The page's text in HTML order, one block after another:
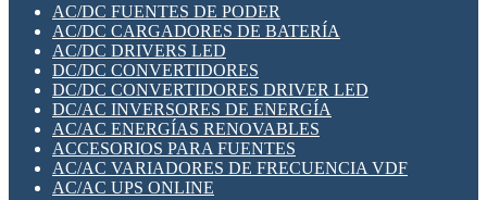
SWITCH Y MICROSWITCH
TARJETAS PI
UNIÓN Y DERIVACIÓN DE CABLE
PLACAS MODULARES IOT
SWITCHES Y REDES WIFI
SOLUCIONES IOT
SOLUCIONES LORAWAN
SOLUCIONES RED CELULAR
SEGURIDAD PARA REDES
SWITCHES LAN
TELEFONÍA IP (VOIP)
VIGILANCIA IP (CCTV)
MESHTASTIC
AC/DC FUENTES DE PODER
AC/DC CARGADORES DE BATERÍA
AC/DC DRIVERS LED
DC/DC CONVERTIDORES
DC/DC CONVERTIDORES DRIVER LED
DC/AC INVERSORES DE ENERGÍA
AC/AC ENERGÍAS RENOVABLES
ACCESORIOS PARA FUENTES
AC/AC VARIADORES DE FRECUENCIA VDF
AC/AC UPS ONLINE